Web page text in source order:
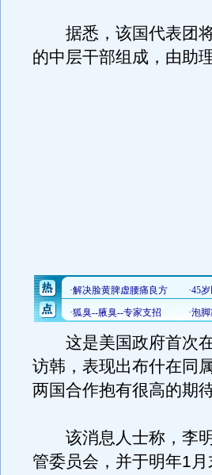
据悉，该国代表团将
的中层干部组成，由助
这是美国政府首次在
访韩，表现出布什在同
两国合作抱有很高的期待
该消息人士称，李明
管委员会，并于明年1